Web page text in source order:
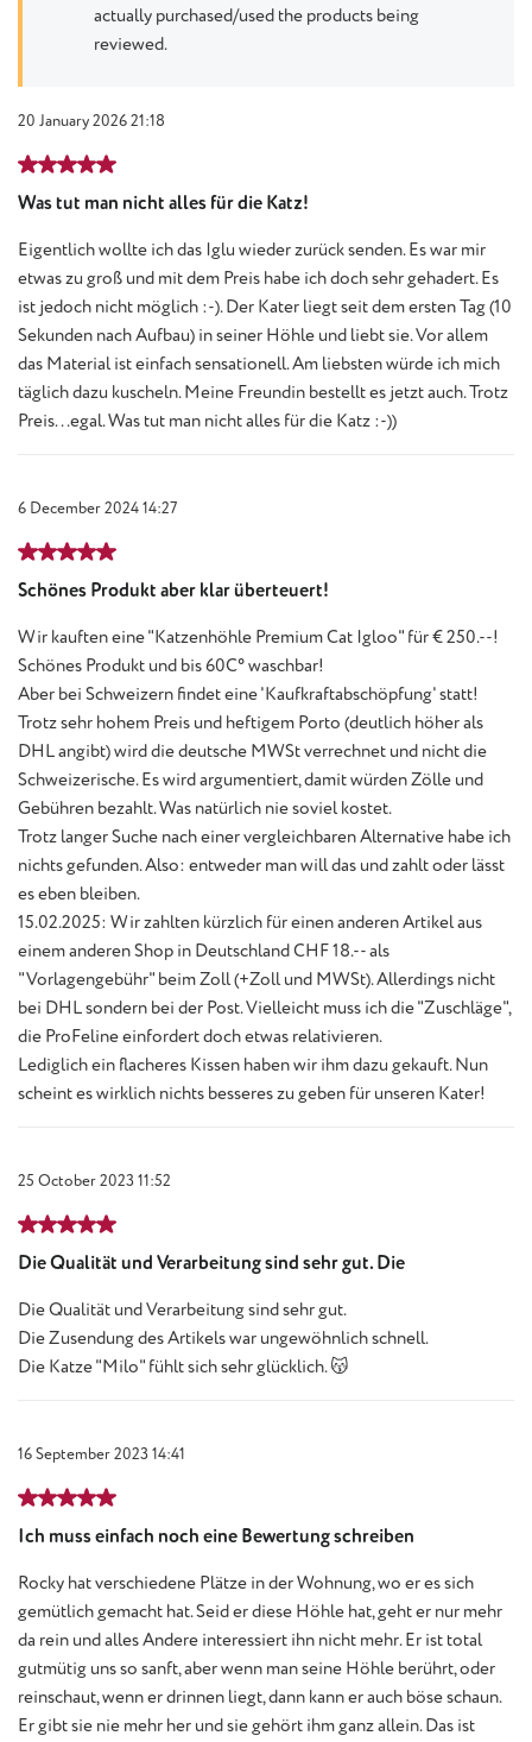
actually purchased/used the products being
reviewed.
20 January 2026 21:18
Review with rating of 5 out of 5 stars
Was tut man nicht alles für die Katz!
Eigentlich wollte ich das Iglu wieder zurück senden. Es war mir
etwas zu groß und mit dem Preis habe ich doch sehr gehadert. Es
ist jedoch nicht möglich :-). Der Kater liegt seit dem ersten Tag (10
Sekunden nach Aufbau) in seiner Höhle und liebt sie. Vor allem
das Material ist einfach sensationell. Am liebsten würde ich mich
täglich dazu kuscheln. Meine Freundin bestellt es jetzt auch. Trotz
Preis...egal. Was tut man nicht alles für die Katz :-))
6 December 2024 14:27
Review with rating of 5 out of 5 stars
Schönes Produkt aber klar überteuert!
Wir kauften eine "Katzenhöhle Premium Cat Igloo" für € 250.--!
Schönes Produkt und bis 60C° waschbar!
Aber bei Schweizern findet eine 'Kaufkraftabschöpfung' statt!
Trotz sehr hohem Preis und heftigem Porto (deutlich höher als
DHL angibt) wird die deutsche MWSt verrechnet und nicht die
Schweizerische. Es wird argumentiert, damit würden Zölle und
Gebühren bezahlt. Was natürlich nie soviel kostet.
Trotz langer Suche nach einer vergleichbaren Alternative habe ich
nichts gefunden. Also: entweder man will das und zahlt oder lässt
es eben bleiben.
15.02.2025: Wir zahlten kürzlich für einen anderen Artikel aus
einem anderen Shop in Deutschland CHF 18.-- als
"Vorlagengebühr" beim Zoll (+Zoll und MWSt). Allerdings nicht
bei DHL sondern bei der Post. Vielleicht muss ich die "Zuschläge",
die ProFeline einfordert doch etwas relativieren.
Lediglich ein flacheres Kissen haben wir ihm dazu gekauft. Nun
scheint es wirklich nichts besseres zu geben für unseren Kater!
25 October 2023 11:52
Review with rating of 5 out of 5 stars
Die Qualität und Verarbeitung sind sehr gut. Die
Die Qualität und Verarbeitung sind sehr gut.
Die Zusendung des Artikels war ungewöhnlich schnell.
Die Katze "Milo" fühlt sich sehr glücklich. 😽
16 September 2023 14:41
Review with rating of 5 out of 5 stars
Ich muss einfach noch eine Bewertung schreiben
Rocky hat verschiedene Plätze in der Wohnung, wo er es sich
gemütlich gemacht hat. Seid er diese Höhle hat, geht er nur mehr
da rein und alles Andere interessiert ihn nicht mehr. Er ist total
gutmütig uns so sanft, aber wenn man seine Höhle berührt, oder
reinschaut, wenn er drinnen liegt, dann kann er auch böse schaun.
Er gibt sie nie mehr her und sie gehört ihm ganz allein. Das ist